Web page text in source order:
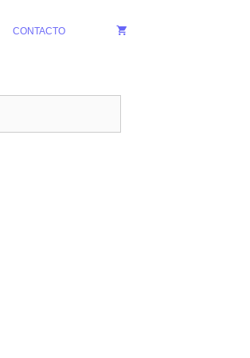
CONTACTO